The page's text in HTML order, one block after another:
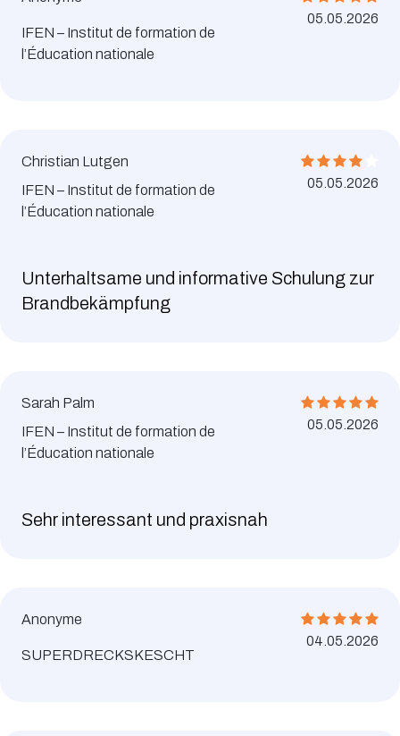
IFEN – Institut de formation de
l’Éducation nationale
05.05.2026
Christian Lutgen
IFEN – Institut de formation de
l’Éducation nationale
05.05.2026
Unterhaltsame und informative Schulung zur
Brandbekämpfung
Sarah Palm
IFEN – Institut de formation de
l’Éducation nationale
05.05.2026
Sehr interessant und praxisnah
Anonyme
SUPERDRECKSKESCHT
04.05.2026